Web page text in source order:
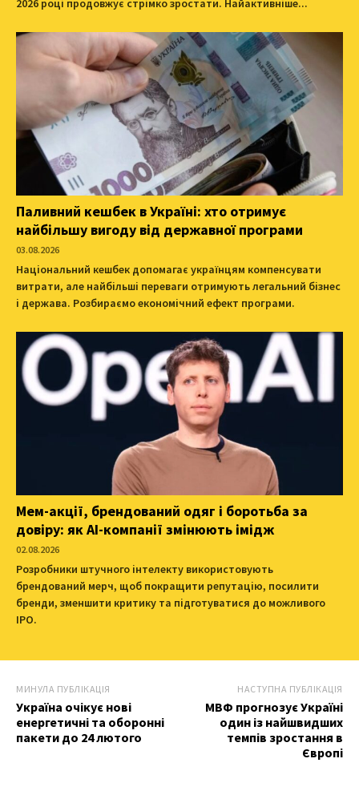
2026 році продовжує стрімко зростати. Найактивніше...
Паливний кешбек в Україні: хто отримує
найбільшу вигоду від державної програми
03.08.2026
Національний кешбек допомагає українцям компенсувати
витрати, але найбільші переваги отримують легальний бізнес
і держава. Розбираємо економічний ефект програми.
Мем-акції, брендований одяг і боротьба за
довіру: як AI-компанії змінюють імідж
02.08.2026
Розробники штучного інтелекту використовують
брендований мерч, щоб покращити репутацію, посилити
бренди, зменшити критику та підготуватися до можливого
IPO.
МИНУЛА ПУБЛІКАЦІЯ
Україна очікує нові
енергетичні та оборонні
пакети до 24 лютого
НАСТУПНА ПУБЛІКАЦІЯ
МВФ прогнозує Україні
один із найшвидших
темпів зростання в
Європі